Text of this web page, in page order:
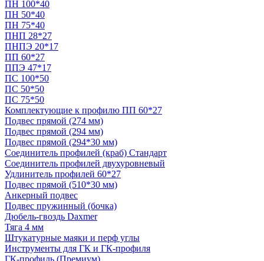
ПН 100*40
ПН 50*40
ПН 75*40
ПНП 28*27
ПНПЭ 20*17
ПП 60*27
ППЭ 47*17
ПС 100*50
ПС 50*50
ПС 75*50
Комплектующие к профилю ПП 60*27
Подвес прямой (274 мм)
Подвес прямой (294 мм)
Подвес прямой (294*30 мм)
Соединитель профилей (краб) Стандарт
Соединитель профилей двухуровневый
Удлинитель профилей 60*27
Подвес прямой (510*30 мм)
Анкерный подвес
Подвес пружинный (бочка)
Дюбель-гвоздь Daxmer
Тяга 4 мм
Штукатурные маяки и перф углы
Инструменты для ГК и ГК-профиля
ГК-профиль (Премиум)